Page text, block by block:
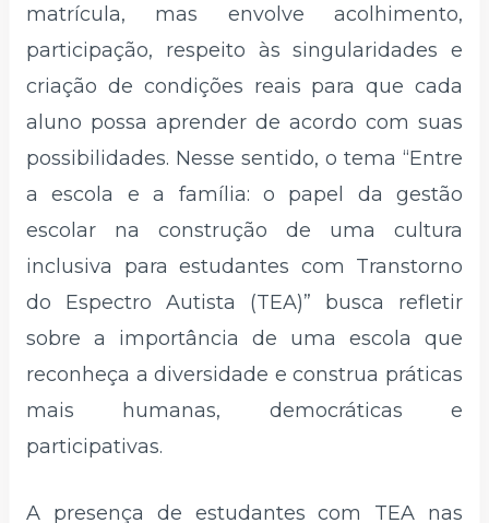
matrícula, mas envolve acolhimento,
participação, respeito às singularidades e
criação de condições reais para que cada
aluno possa aprender de acordo com suas
possibilidades. Nesse sentido, o tema “Entre
a escola e a família: o papel da gestão
escolar na construção de uma cultura
inclusiva para estudantes com Transtorno
do Espectro Autista (TEA)” busca refletir
sobre a importância de uma escola que
reconheça a diversidade e construa práticas
mais humanas, democráticas e
participativas.
A presença de estudantes com TEA nas